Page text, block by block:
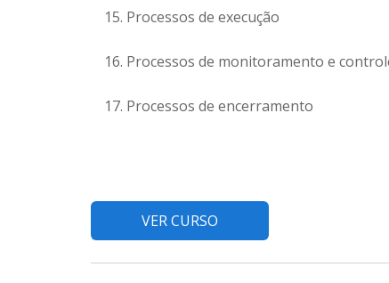
Processos de execução
Processos de monitoramento e
Processos de encerramento
VER CURSO